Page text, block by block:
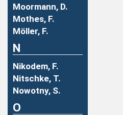
Moormann, D.
Mothes, F.
Möller, F.
N
Nikodem, F.
Nitschke, T.
Nowotny, S.
O